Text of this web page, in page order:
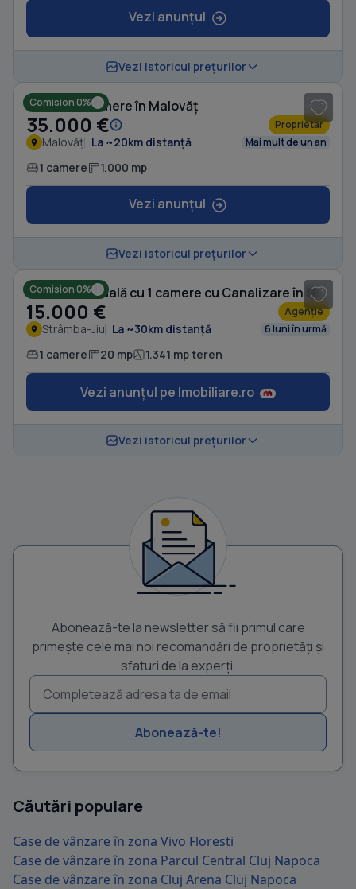
Vezi anunțul
Vezi istoricul prețurilor
Comision 0%
Casă cu 1 camere în Malovăț
35.000 € Proprietar
Malovăț La ~20km distanță Mai mult de un an
1 camere 1.000 mp
Vezi anunțul
Vezi istoricul prețurilor
Comision 0% Casă individuală cu 1 camere cu Canalizare în Strâmba-Jiu
15.000 € Agenție
Strâmba-Jiu La ~30km distanță 6 luni în urmă
1 camere 20 mp 1.341 mp teren
Vezi anunțul pe Imobiliare.ro
Vezi istoricul prețurilor
Abonează-te la newsletter să fii primul care
primește cele mai noi recomandări de proprietăți și
sfaturi de la experți.
Abonează-te!
Căutări populare
Case de vânzare în zona Vivo Floresti
Case de vânzare în zona Parcul Central Cluj Napoca
Case de vânzare în zona Cluj Arena Cluj Napoca